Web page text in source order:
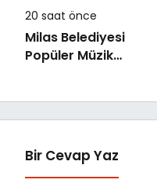
20 saat önce
Milas Belediyesi
Popüler Müzik
Bir Cevap Yaz